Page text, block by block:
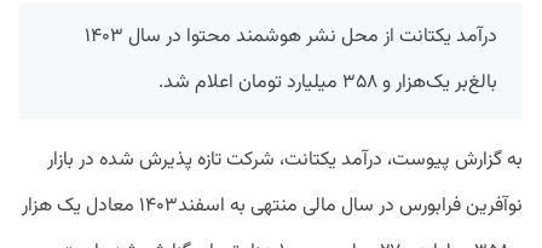
درآمد یکتانت از محل نشر هوشمند محتوا در سال ۱۴۰۳
بالغ‌بر یک‌هزار و ۳۵۸ میلیارد تومان اعلام شد.
به گزارش پیوست، درآمد یکتانت، شرکت تازه پذیرش شده در بازار
نوآفرین فرابورس در سال مالی منتهی به اسفند۱۴۰۳ معادل یک هزار